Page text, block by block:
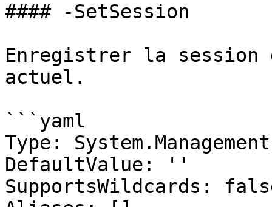
#### -SetSession
Enregistrer la
actuel.
```yaml
Type:
DefaultValue: ''
SupportsWildcards: